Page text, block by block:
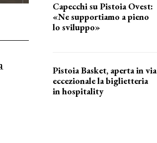
Capecchi su Pistoia Ovest:
«Ne supportiamo a pieno
lo sviluppo»
Pistoia Basket, aperta in via
eccezionale la biglietteria
in hospitality